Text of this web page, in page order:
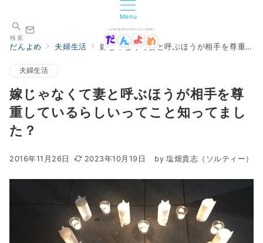
Menu
検索
だんよめ 夫婦生活 嫁じゃなくて妻と呼ぶほうが相手を尊重しているらしいってこと知ってました？
夫婦生活
嫁じゃなくて妻と呼ぶほうが相手を尊
重しているらしいってこと知ってまし
た？
2016年11月26日 2023年10月19日 by 塩畑貴志（ソルティー）